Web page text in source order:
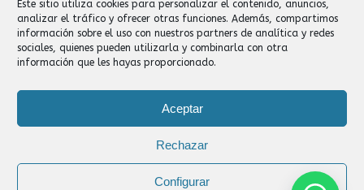
Este sitio utiliza cookies para personalizar el contenido, anuncios,
analizar el tráfico y ofrecer otras funciones. Además, compartimos
información sobre el uso con nuestros partners de analítica y redes
sociales, quienes pueden utilizarla y combinarla con otra
información que les hayas proporcionado.
Aceptar
Rechazar
Configurar
Facturación
Devoluciones
Privacidad
Formas de Pago